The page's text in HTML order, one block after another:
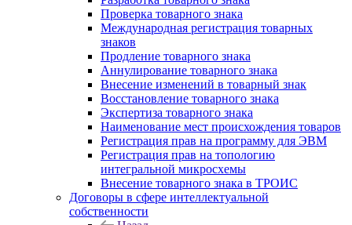
Проверка товарного знака
Международная регистрация товарных
знаков
Продление товарного знака
Аннулирование товарного знака
Внесение изменений в товарный знак
Восстановление товарного знака
Экспертиза товарного знака
Наименование мест происхождения товаров
Регистрация прав на программу для ЭВМ
Регистрация прав на топологию
интегральной микросхемы
Внесение товарного знака в ТРОИС
Договоры в сфере интеллектуальной
собственности